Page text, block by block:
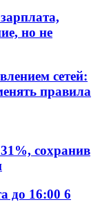
но не
сетей:
правила
сохранив
до 16:00 6